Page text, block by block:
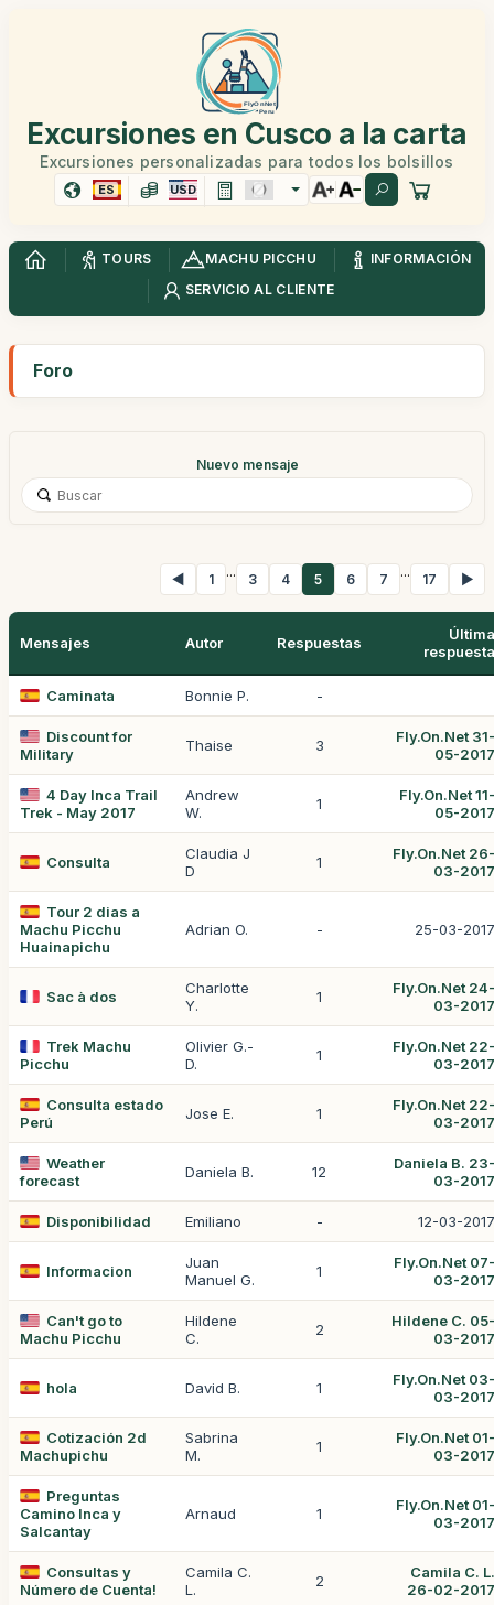
Excursiones en Cusco a la carta
Excursiones personalizadas para todos los bolsillos
ES USD
TOURS MACHU PICCHU
INFORMACIÓN
SERVICIO AL CLIENTE
Foro
Nuevo mensaje
◀ 1 ... 3 4 5 6 7 ... 17 ▶
Mensajes Autor Respuestas
Última
respuesta
Caminata Bonnie P. -
Discount for
Military
Thaise 3
Fly.On.Net 31-
05-2017
4 Day Inca Trail
Trek - May 2017
Andrew
W.
1
Fly.On.Net 11-
05-2017
Consulta
Claudia J
D
1
Fly.On.Net 26-
03-2017
Tour 2 dias a
Machu Picchu
Huainapichu
Adrian O. - 25-03-2017
Sac à dos
Charlotte
Y.
1
Fly.On.Net 24-
03-2017
Trek Machu
Picchu
Olivier G.-
D.
1
Fly.On.Net 22-
03-2017
Consulta estado
Perú
Jose E. 1
Fly.On.Net 22-
03-2017
Weather
forecast
Daniela B. 12
Daniela B. 23-
03-2017
Disponibilidad Emiliano - 12-03-2017
Informacion
Juan
Manuel G.
1
Fly.On.Net 07-
03-2017
Can't go to
Machu Picchu
Hildene
C.
2
Hildene C. 05-
03-2017
hola David B. 1
Fly.On.Net 03-
03-2017
Cotización 2d
Machupichu
Sabrina
M.
1
Fly.On.Net 01-
03-2017
Preguntas
Camino Inca y
Salcantay
Arnaud 1
Fly.On.Net 01-
03-2017
Consultas y
Número de Cuenta!
Camila C.
L.
2
Camila C. L.
26-02-2017